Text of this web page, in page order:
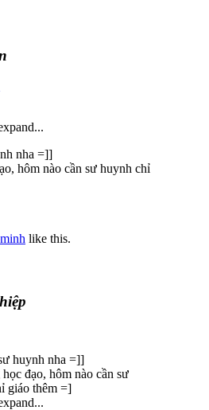
nha =]]
hôm nào cần sư huynh chỉ
like this.
huynh nha =]]
học đạo, hôm nào cần sư
giáo thêm =]